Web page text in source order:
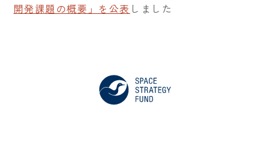
開発課題の概要」を公表 しました